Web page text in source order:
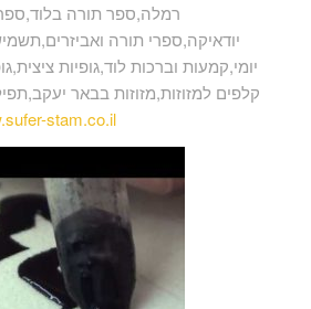
רמלה,ספר תורה
יודאיקה,ספרי תורה
יומי,קמעות וברכות לוד,גופיות
קלפים למזוזות,מזוזות בבאר
stam.co.il